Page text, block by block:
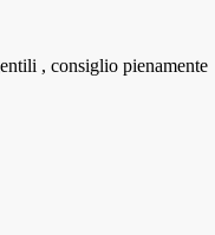
, consiglio pienamente